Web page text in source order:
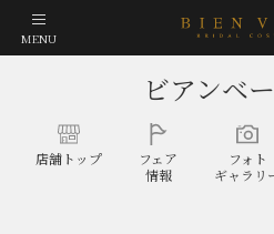
MENU
ビアンベ
店舗トップ
フェア
情報
フォト
ギャラリ